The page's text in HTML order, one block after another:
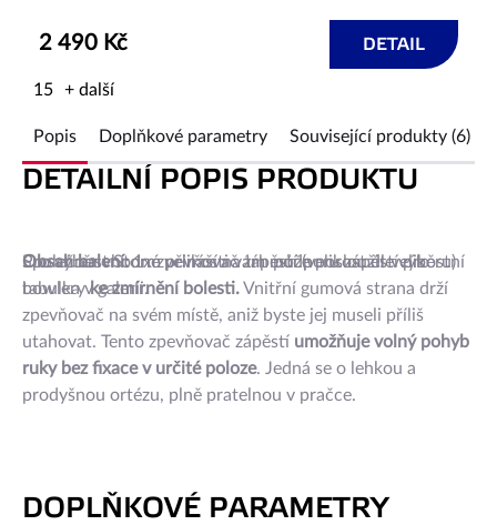
2 490 Kč DETAIL
15 + další
Popis Doplňkové parametry Související produkty (6)
DETAILNÍ POPIS PRODUKTU
Společnost Storm přináší na trh podporu zápěstí pro
bowleryke zmírnění bolesti.Vnitřní gumová strana drží
zpevňovač na svém místě, aniž byste jej museli příliš
utahovat. Tento zpevňovač zápěstí umožňuje volný pohyb
ruky bez fixace v určité poloze. Jedná se o lehkou a
prodyšnou ortézu, plně pratelnou v pračce.
Obsah balení:1x zpevňovač zápěstí (velikost dle výběru)
Pro výběr vhodné velikosti vám může posloužit velikostní
tabulka v galerii.
DOPLŇKOVÉ PARAMETRY